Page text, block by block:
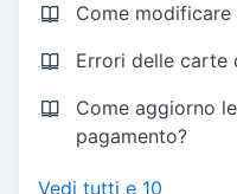
Come modificare
Errori delle carte
Come aggiorno
pagamento?
Vedi tutti e 10